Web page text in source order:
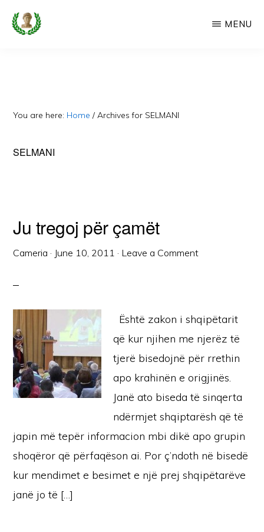
Skip
Faqe
Dedikuar
MENU
You are here: Home / Archives for SELMANI
SELMANI
Ju tregoj për çamët
Cameria · June 10, 2011 · Leave a Comment
Është zakon i shqipëtarit
që kur njihen me njerëz të
tjerë bisedojnë për rrethin
apo krahinën e origjinës.
Janë ato biseda të sinqerta
ndërmjet shqiptarësh që të
japin më tepër informacion mbi dikë apo grupin
shoqëror që përfaqëson ai. Por ç’ndoth në bisedë
kur mendimet e besimet e një prej shqipëtarëve
janë jo të […]